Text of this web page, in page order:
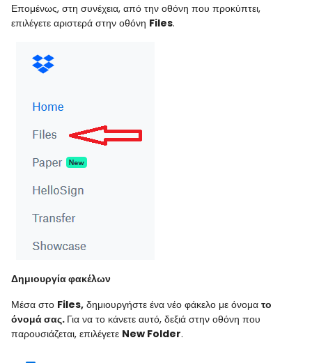
Επομένως, στη συνέχεια, από την οθόνη που προκύπτει,
επιλέγετε αριστερά στην οθόνη Files.
Δημιουργία φακέλων
Μέσα στο Files, δημιουργήστε ένα νέο φάκελο με όνομα το
όνομά σας. Για να το κάνετε αυτό, δεξιά στην οθόνη που
παρουσιάζεται, επιλέγετε New Folder.